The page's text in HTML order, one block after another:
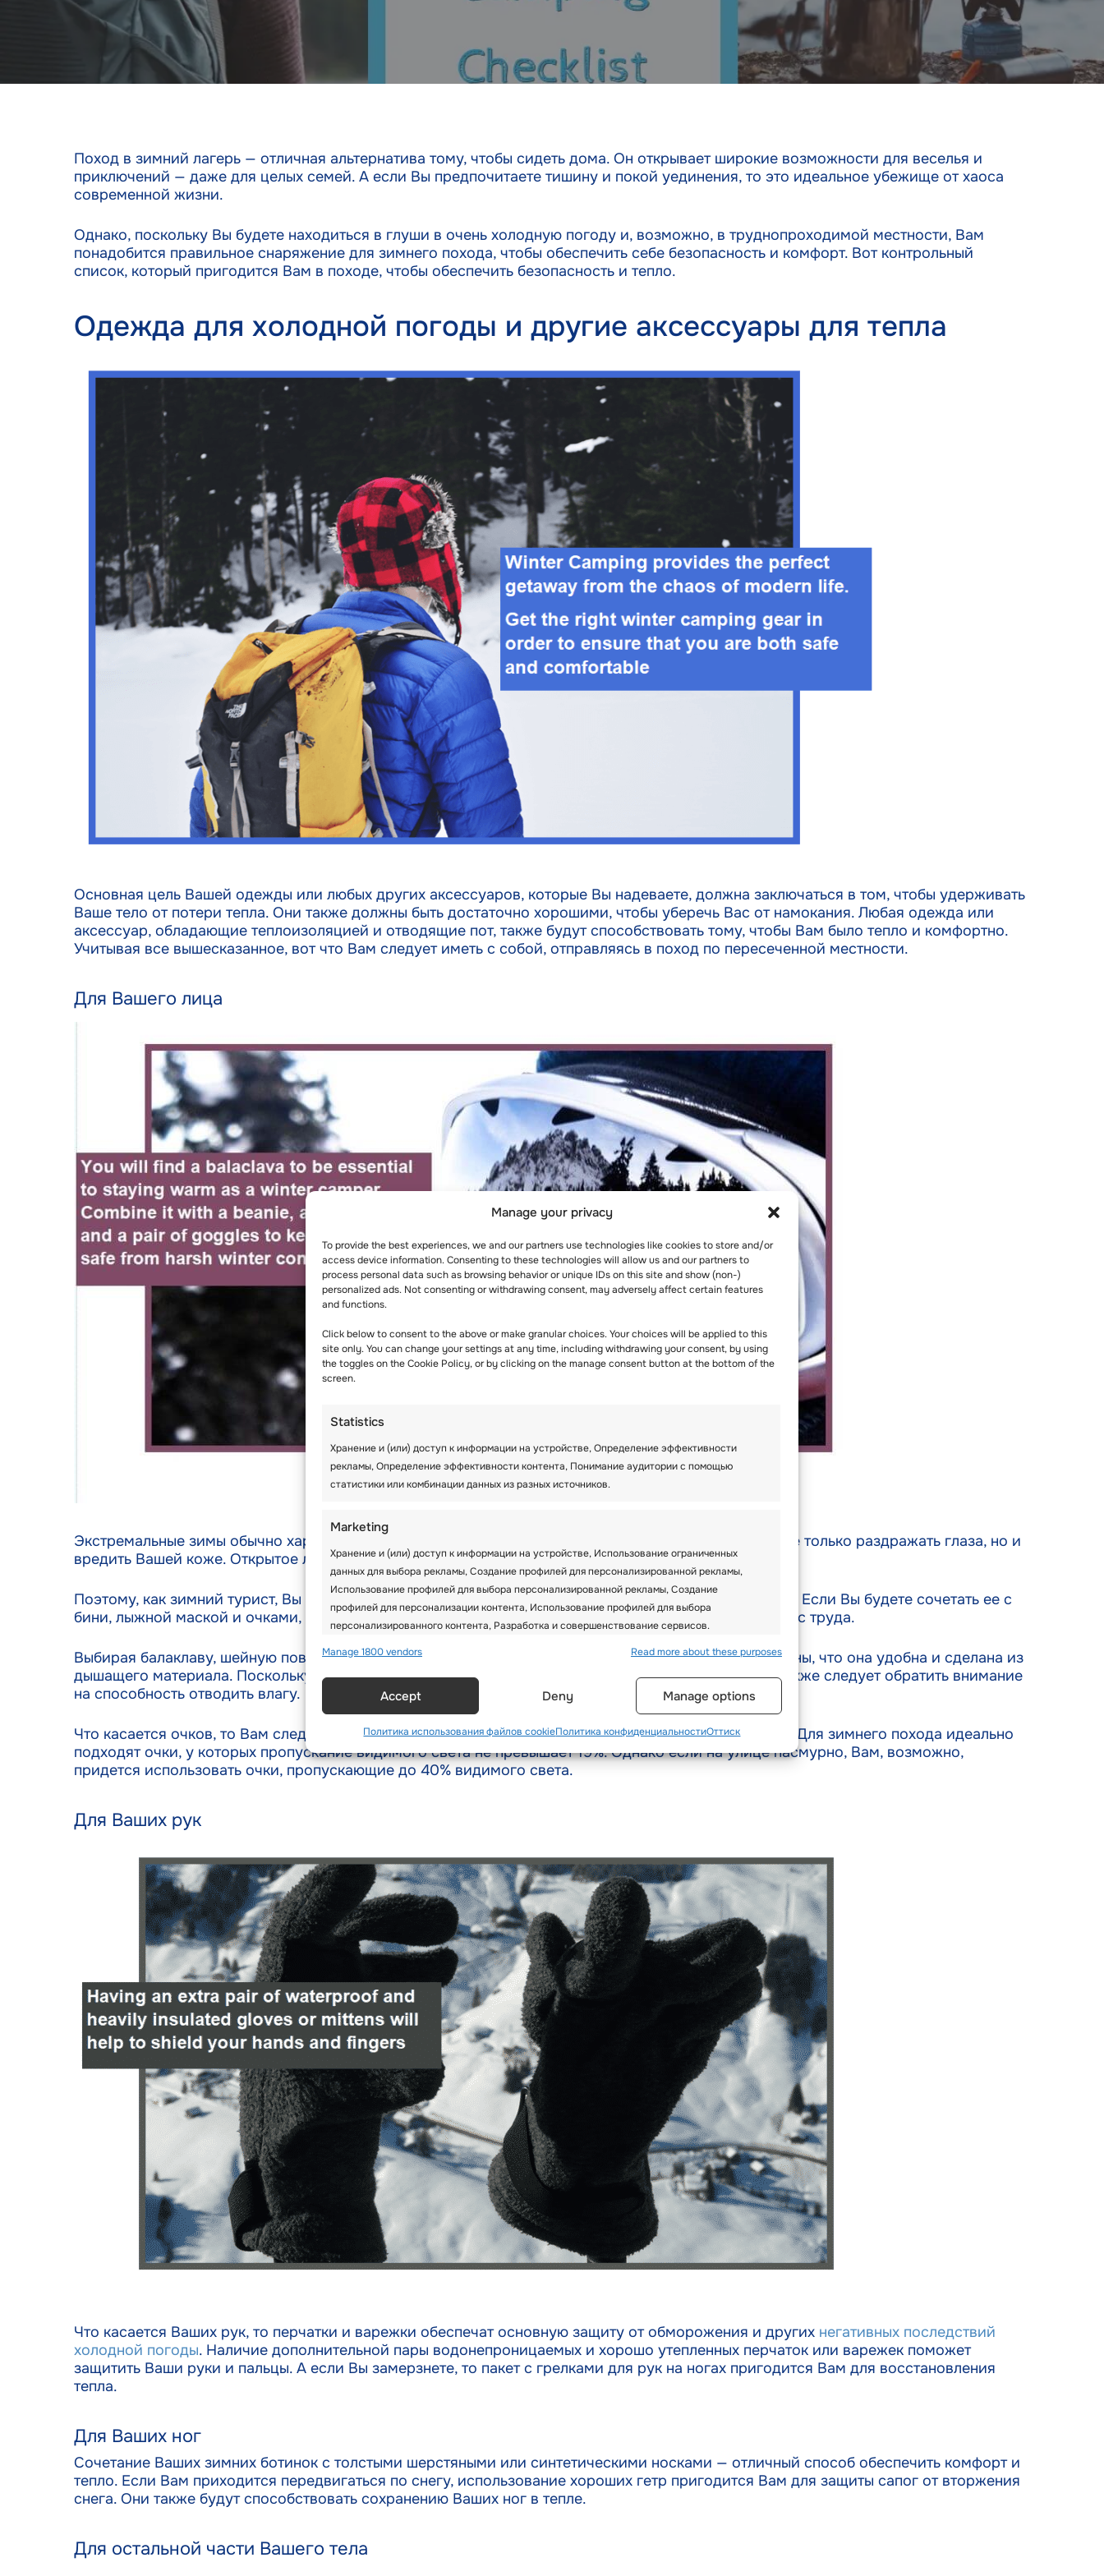
Manage your privacy
To provide the best experiences, we and our partners use technologies like cookies to store and/or
access device information. Consenting to these technologies will allow us and our partners to
process personal data such as browsing behavior or unique IDs on this site and show (non-)
personalized ads. Not consenting or withdrawing consent, may adversely affect certain features
and functions.
Click below to consent to the above or make granular choices. Your choices will be applied to this
site only. You can change your settings at any time, including withdrawing your consent, by using
the toggles on the Cookie Policy, or by clicking on the manage consent button at the bottom of the
screen.
Statistics
Хранение и (или) доступ к информации на устройстве, Определение эффективности
рекламы, Определение эффективности контента, Понимание аудитории с помощью
статистики или комбинации данных из разных источников.
Marketing
Хранение и (или) доступ к информации на устройстве, Использование ограниченных
данных для выбора рекламы, Создание профилей для персонализированной рекламы,
Использование профилей для выбора персонализированной рекламы, Создание
профилей для персонализации контента, Использование профилей для выбора
персонализированного контента, Разработка и совершенствование сервисов.
Сопоставление и объединение данных из других источников данных,
Связывание различных устройств, Идентификация устройств на основе
информации, передаваемой автоматически.
Использование точных данных геолокации, Идентификация устройств
рекламы и контента, Сохранение и передача выбранных
настроек конфиденциальности.
Always active
Manage 1800 vendors Read more about these purposes
Accept Deny Manage options
Политика использования файлов cookieПолитика конфиденциальностиОттиск
Поход в зимний лагерь — отличная альтернатива тому, чтобы сидеть дома. Он открывает широкие возможности для веселья и
приключений — даже для целых семей. А если Вы предпочитаете тишину и покой уединения, то это идеальное убежище от хаоса
современной жизни.
Однако, поскольку Вы будете находиться в глуши в очень холодную погоду и, возможно, в труднопроходимой местности, Вам
понадобится правильное снаряжение для зимнего похода, чтобы обеспечить себе безопасность и комфорт. Вот контрольный
список, который пригодится Вам в походе, чтобы обеспечить безопасность и тепло.
Одежда для холодной погоды и другие аксессуары для тепла
Основная цель Вашей одежды или любых других аксессуаров, которые Вы надеваете, должна заключаться в том, чтобы удерживать
Ваше тело от потери тепла. Они также должны быть достаточно хорошими, чтобы уберечь Вас от намокания. Любая одежда или
аксессуар, обладающие теплоизоляцией и отводящие пот, также будут способствовать тому, чтобы Вам было тепло и комфортно.
Учитывая все вышесказанное, вот что Вам следует иметь с собой, отправляясь в поход по пересеченной местности.
Для Вашего лица
Экстремальные зимы обычно характеризуются сильными ветрами и холодом. Эти элементы могут не только раздражать глаза, но и
вредить Вашей коже. Открытое лицо также ускоряет скорость потери тепла телом.
Поэтому, как зимний турист, Вы найдете балаклаву незаменимой для того, чтобы оставаться в тепле. Если Вы будете сочетать ее с
бини, лыжной маской и очками, защита Вашего лица от суровых зимних условий не составит для Вас труда.
Выбирая балаклаву, шейную повязку, бини или любую другую защиту, Вы всегда должны быть уверены, что она удобна и сделана из
дышащего материала. Поскольку она будет непосредственно соприкасаться с Вашей кожей, Вам также следует обратить внимание
на способность отводить влагу.
Что касается очков, то Вам следует обратить внимание на показатель пропускания видимого света. Для зимнего похода идеально
подходят очки, у которых пропускание видимого света не превышает 19%. Однако если на улице пасмурно, Вам, возможно,
придется использовать очки, пропускающие до 40% видимого света.
Для Ваших рук
Что касается Ваших рук, то перчатки и варежки обеспечат основную защиту от обморожения и других негативных последствий
холодной погоды. Наличие дополнительной пары водонепроницаемых и хорошо утепленных перчаток или варежек поможет
защитить Ваши руки и пальцы. А если Вы замерзнете, то пакет с грелками для рук на ногах пригодится Вам для восстановления
тепла.
Для Ваших ног
Сочетание Ваших зимних ботинок с толстыми шерстяными или синтетическими носками — отличный способ обеспечить комфорт и
тепло. Если Вам приходится передвигаться по снегу, использование хороших гетр пригодится Вам для защиты сапог от вторжения
снега. Они также будут способствовать сохранению Ваших ног в тепле.
Для остальной части Вашего тела